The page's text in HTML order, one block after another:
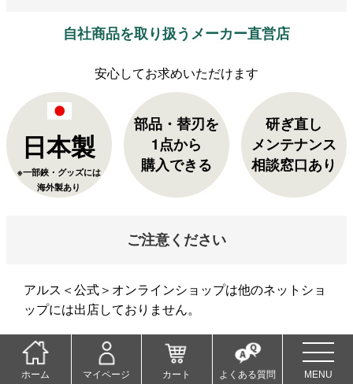
自社商品を取り扱うメーカー直営店
日本製
※一部鋏・グッズには
海外製あり
部品・替刃を
1点から
購入できる
研ぎ直し
メンテナンス
相談窓口あり
ご注意ください
アルス＜公式＞オンラインショップは他のネットショ
ップには出店しておりません。
当店以外でご購入された商品の返品・交換は承れませ
ん。ご了承くださいませ。
ホーム マイページ カート よくある質問 MENU